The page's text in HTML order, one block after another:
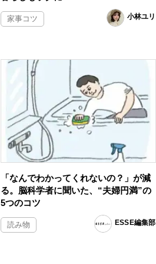
家事コツ 小林ユリ
「なんでわかってくれないの？」が減
る。脳科学者に聞いた、“夫婦円満”の
5つのコツ
読み物 ESSE編集部